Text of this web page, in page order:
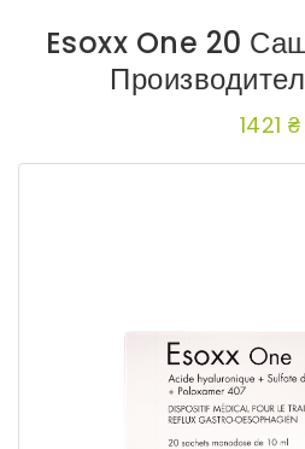
Esoxx One 20
1421 ₴